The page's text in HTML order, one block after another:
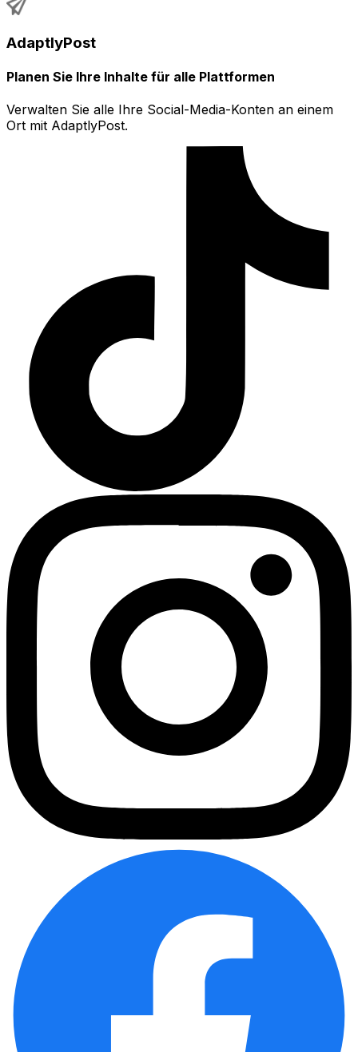
AdaptlyPost
Planen Sie Ihre Inhalte für alle Plattformen
Verwalten Sie alle Ihre Social-Media-Konten an einem
Ort mit AdaptlyPost.